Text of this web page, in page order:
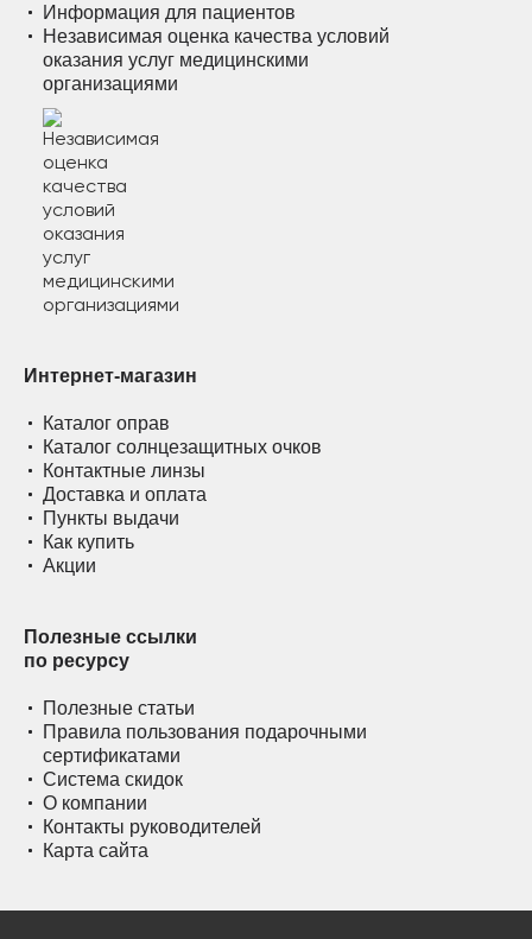
Информация для пациентов
Независимая оценка качества условий
оказания услуг медицинскими
организациями
Интернет-магазин
Каталог оправ
Каталог солнцезащитных очков
Контактные линзы
Доставка и оплата
Пункты выдачи
Как купить
Акции
Полезные ссылки
по ресурсу
Полезные статьи
Правила пользования подарочными
сертификатами
Система скидок
О компании
Контакты руководителей
Карта сайта